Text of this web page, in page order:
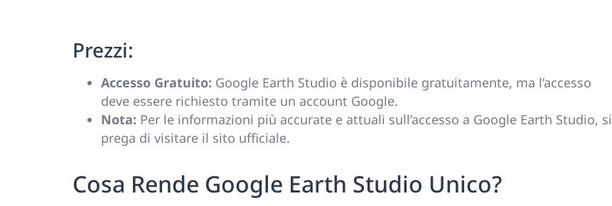
Prezzi:
Accesso Gratuito: Google Earth Studio è disponibile gratuitamente, ma l’accesso
deve essere richiesto tramite un account Google.
Nota: Per le informazioni più accurate e attuali sull’accesso a Google Earth Studio, si
prega di visitare il sito ufficiale.
Cosa Rende Google Earth Studio Unico?